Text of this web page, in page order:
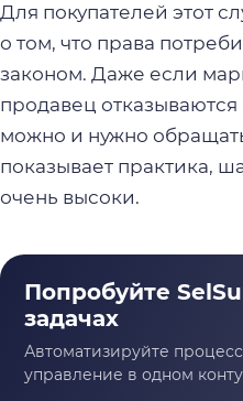
Для покупателей этот
о том, что права
законом. Даже если
продавец
можно и нужно
показывает практика,
очень высоки.